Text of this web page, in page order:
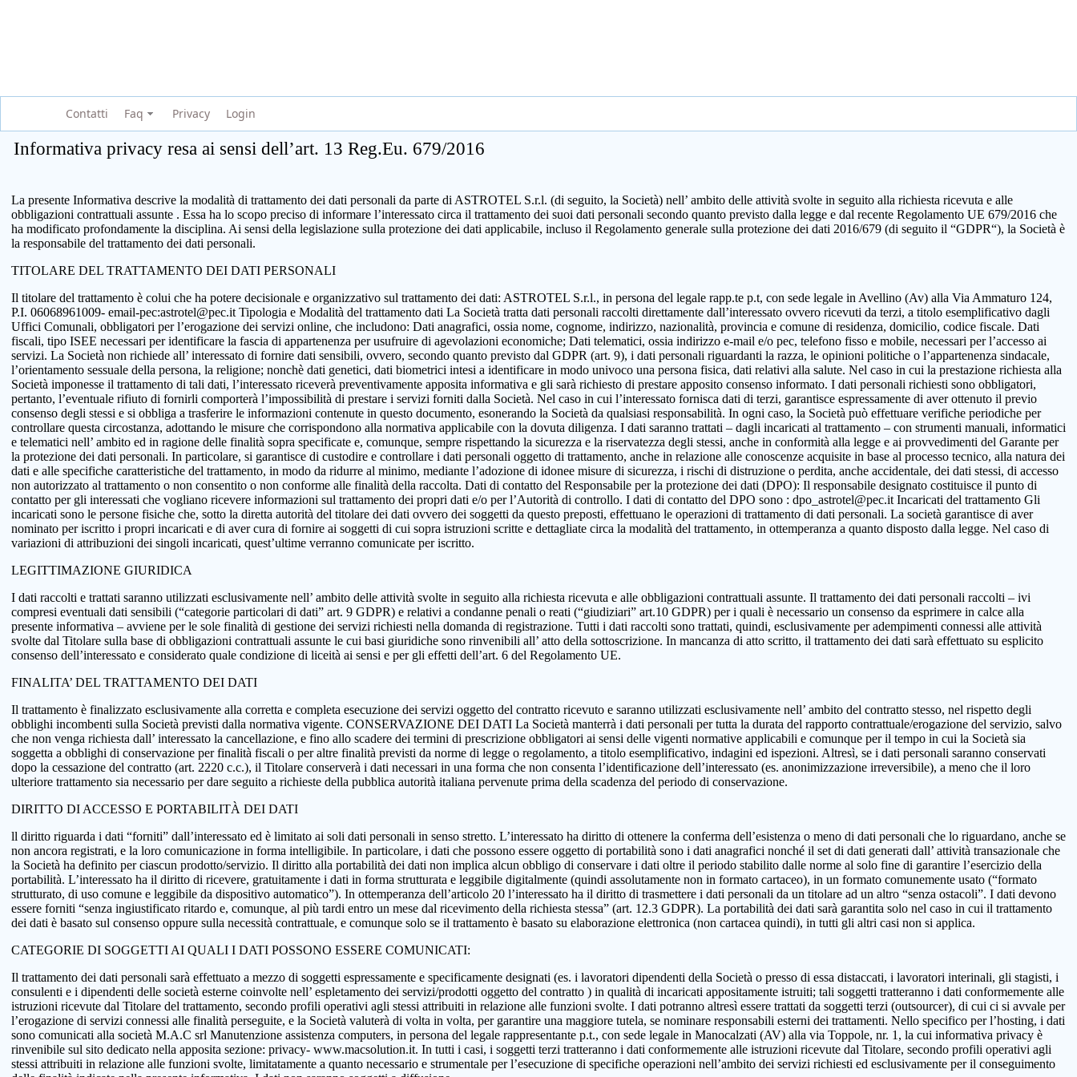
Contatti Faq Privacy Login
Informativa privacy resa ai sensi dell’art. 13 Reg.Eu. 679/2016
La presente Informativa descrive la modalità di trattamento dei dati personali da parte di ASTROTEL S.r.l. (di seguito, la Società) nell’ ambito delle attività svolte in seguito alla richiesta ricevuta e alle
obbligazioni contrattuali assunte . Essa ha lo scopo preciso di informare l’interessato circa il trattamento dei suoi dati personali secondo quanto previsto dalla legge e dal recente Regolamento UE 679/2016 che
ha modificato profondamente la disciplina. Ai sensi della legislazione sulla protezione dei dati applicabile, incluso il Regolamento generale sulla protezione dei dati 2016/679 (di seguito il “GDPR“), la Società è
la responsabile del trattamento dei dati personali.
TITOLARE DEL TRATTAMENTO DEI DATI PERSONALI
Il titolare del trattamento è colui che ha potere decisionale e organizzativo sul trattamento dei dati: ASTROTEL S.r.l., in persona del legale rapp.te p.t, con sede legale in Avellino (Av) alla Via Ammaturo 124,
P.I. 06068961009- email-pec:astrotel@pec.it Tipologia e Modalità del trattamento dati La Società tratta dati personali raccolti direttamente dall’interessato ovvero ricevuti da terzi, a titolo esemplificativo dagli
Uffici Comunali, obbligatori per l’erogazione dei servizi online, che includono: Dati anagrafici, ossia nome, cognome, indirizzo, nazionalità, provincia e comune di residenza, domicilio, codice fiscale. Dati
fiscali, tipo ISEE necessari per identificare la fascia di appartenenza per usufruire di agevolazioni economiche; Dati telematici, ossia indirizzo e-mail e/o pec, telefono fisso e mobile, necessari per l’accesso ai
servizi. La Società non richiede all’ interessato di fornire dati sensibili, ovvero, secondo quanto previsto dal GDPR (art. 9), i dati personali riguardanti la razza, le opinioni politiche o l’appartenenza sindacale,
l’orientamento sessuale della persona, la religione; nonchè dati genetici, dati biometrici intesi a identificare in modo univoco una persona fisica, dati relativi alla salute. Nel caso in cui la prestazione richiesta alla
Società imponesse il trattamento di tali dati, l’interessato riceverà preventivamente apposita informativa e gli sarà richiesto di prestare apposito consenso informato. I dati personali richiesti sono obbligatori,
pertanto, l’eventuale rifiuto di fornirli comporterà l’impossibilità di prestare i servizi forniti dalla Società. Nel caso in cui l’interessato fornisca dati di terzi, garantisce espressamente di aver ottenuto il previo
consenso degli stessi e si obbliga a trasferire le informazioni contenute in questo documento, esonerando la Società da qualsiasi responsabilità. In ogni caso, la Società può effettuare verifiche periodiche per
controllare questa circostanza, adottando le misure che corrispondono alla normativa applicabile con la dovuta diligenza. I dati saranno trattati – dagli incaricati al trattamento – con strumenti manuali, informatici
e telematici nell’ ambito ed in ragione delle finalità sopra specificate e, comunque, sempre rispettando la sicurezza e la riservatezza degli stessi, anche in conformità alla legge e ai provvedimenti del Garante per
la protezione dei dati personali. In particolare, si garantisce di custodire e controllare i dati personali oggetto di trattamento, anche in relazione alle conoscenze acquisite in base al processo tecnico, alla natura dei
dati e alle specifiche caratteristiche del trattamento, in modo da ridurre al minimo, mediante l’adozione di idonee misure di sicurezza, i rischi di distruzione o perdita, anche accidentale, dei dati stessi, di accesso
non autorizzato al trattamento o non consentito o non conforme alle finalità della raccolta. Dati di contatto del Responsabile per la protezione dei dati (DPO): Il responsabile designato costituisce il punto di
contatto per gli interessati che vogliano ricevere informazioni sul trattamento dei propri dati e/o per l’Autorità di controllo. I dati di contatto del DPO sono : dpo_astrotel@pec.it Incaricati del trattamento Gli
incaricati sono le persone fisiche che, sotto la diretta autorità del titolare dei dati ovvero dei soggetti da questo preposti, effettuano le operazioni di trattamento di dati personali. La società garantisce di aver
nominato per iscritto i propri incaricati e di aver cura di fornire ai soggetti di cui sopra istruzioni scritte e dettagliate circa la modalità del trattamento, in ottemperanza a quanto disposto dalla legge. Nel caso di
variazioni di attribuzioni dei singoli incaricati, quest’ultime verranno comunicate per iscritto.
LEGITTIMAZIONE GIURIDICA
I dati raccolti e trattati saranno utilizzati esclusivamente nell’ ambito delle attività svolte in seguito alla richiesta ricevuta e alle obbligazioni contrattuali assunte. Il trattamento dei dati personali raccolti – ivi
compresi eventuali dati sensibili (“categorie particolari di dati” art. 9 GDPR) e relativi a condanne penali o reati (“giudiziari” art.10 GDPR) per i quali è necessario un consenso da esprimere in calce alla
presente informativa – avviene per le sole finalità di gestione dei servizi richiesti nella domanda di registrazione. Tutti i dati raccolti sono trattati, quindi, esclusivamente per adempimenti connessi alle attività
svolte dal Titolare sulla base di obbligazioni contrattuali assunte le cui basi giuridiche sono rinvenibili all’ atto della sottoscrizione. In mancanza di atto scritto, il trattamento dei dati sarà effettuato su esplicito
consenso dell’interessato e considerato quale condizione di liceità ai sensi e per gli effetti dell’art. 6 del Regolamento UE.
FINALITA’ DEL TRATTAMENTO DEI DATI
Il trattamento è finalizzato esclusivamente alla corretta e completa esecuzione dei servizi oggetto del contratto ricevuto e saranno utilizzati esclusivamente nell’ ambito del contratto stesso, nel rispetto degli
obblighi incombenti sulla Società previsti dalla normativa vigente. CONSERVAZIONE DEI DATI La Società manterrà i dati personali per tutta la durata del rapporto contrattuale/erogazione del servizio, salvo
che non venga richiesta dall’ interessato la cancellazione, e fino allo scadere dei termini di prescrizione obbligatori ai sensi delle vigenti normative applicabili e comunque per il tempo in cui la Società sia
soggetta a obblighi di conservazione per finalità fiscali o per altre finalità previsti da norme di legge o regolamento, a titolo esemplificativo, indagini ed ispezioni. Altresì, se i dati personali saranno conservati
dopo la cessazione del contratto (art. 2220 c.c.), il Titolare conserverà i dati necessari in una forma che non consenta l’identificazione dell’interessato (es. anonimizzazione irreversibile), a meno che il loro
ulteriore trattamento sia necessario per dare seguito a richieste della pubblica autorità italiana pervenute prima della scadenza del periodo di conservazione.
DIRITTO DI ACCESSO E PORTABILITÀ DEI DATI
ll diritto riguarda i dati “forniti” dall’interessato ed è limitato ai soli dati personali in senso stretto. L’interessato ha diritto di ottenere la conferma dell’esistenza o meno di dati personali che lo riguardano, anche se
non ancora registrati, e la loro comunicazione in forma intelligibile. In particolare, i dati che possono essere oggetto di portabilità sono i dati anagrafici nonché il set di dati generati dall’ attività transazionale che
la Società ha definito per ciascun prodotto/servizio. Il diritto alla portabilità dei dati non implica alcun obbligo di conservare i dati oltre il periodo stabilito dalle norme al solo fine di garantire l’esercizio della
portabilità. L’interessato ha il diritto di ricevere, gratuitamente i dati in forma strutturata e leggibile digitalmente (quindi assolutamente non in formato cartaceo), in un formato comunemente usato (“formato
strutturato, di uso comune e leggibile da dispositivo automatico”). In ottemperanza dell’articolo 20 l’interessato ha il diritto di trasmettere i dati personali da un titolare ad un altro “senza ostacoli”. I dati devono
essere forniti “senza ingiustificato ritardo e, comunque, al più tardi entro un mese dal ricevimento della richiesta stessa” (art. 12.3 GDPR). La portabilità dei dati sarà garantita solo nel caso in cui il trattamento
dei dati è basato sul consenso oppure sulla necessità contrattuale, e comunque solo se il trattamento è basato su elaborazione elettronica (non cartacea quindi), in tutti gli altri casi non si applica.
CATEGORIE DI SOGGETTI AI QUALI I DATI POSSONO ESSERE COMUNICATI:
Il trattamento dei dati personali sarà effettuato a mezzo di soggetti espressamente e specificamente designati (es. i lavoratori dipendenti della Società o presso di essa distaccati, i lavoratori interinali, gli stagisti, i
consulenti e i dipendenti delle società esterne coinvolte nell’ espletamento dei servizi/prodotti oggetto del contratto ) in qualità di incaricati appositamente istruiti; tali soggetti tratteranno i dati conformemente alle
istruzioni ricevute dal Titolare del trattamento, secondo profili operativi agli stessi attribuiti in relazione alle funzioni svolte. I dati potranno altresì essere trattati da soggetti terzi (outsourcer), di cui ci si avvale per
l’erogazione di servizi connessi alle finalità perseguite, e la Società valuterà di volta in volta, per garantire una maggiore tutela, se nominare responsabili esterni dei trattamenti. Nello specifico per l’hosting, i dati
sono comunicati alla società M.A.C srl Manutenzione assistenza computers, in persona del legale rappresentante p.t., con sede legale in Manocalzati (AV) alla via Toppole, nr. 1, la cui informativa privacy è
rinvenibile sul sito dedicato nella apposita sezione: privacy- www.macsolution.it. In tutti i casi, i soggetti terzi tratteranno i dati conformemente alle istruzioni ricevute dal Titolare, secondo profili operativi agli
stessi attribuiti in relazione alle funzioni svolte, limitatamente a quanto necessario e strumentale per l’esecuzione di specifiche operazioni nell’ambito dei servizi richiesti ed esclusivamente per il conseguimento